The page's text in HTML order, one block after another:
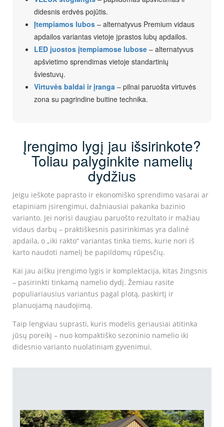
didesnis erdvės pojūtis.
Įtempiamos lubos – alternatyvus Premium vidaus
apdailos variantas vietoje įprastos lubų apdailos.
LED juostos įtempiamose lubose – alternatyvus
apšvietimo sprendimas vietoje standartinių
šviestuvų.
Virtuvės baldai ir įranga – pilnai paruošta virtuvės
zona su pagrindine buitine technika.
Įrengimo lygį jau išsirinkote?
Toliau palyginkite namelių
dydžius
Jeigu ieškote paprasto ir ekonomiško sprendimo vasarai ar
etapiniam įsirengimui, dažniausiai pakanka bazinio
varianto. Jei norisi daugiau paruošto rezultato ir mažiau
vidaus darbų – praktiškesnis pasirinkimas yra dalinė
apdaila, o „iki rakto“ variantas tinka tiems, kurie nori iš
karto naudoti namelį be papildomų rūpesčių.
Kai jau aišku įrengimo lygis ir komplektacija, kitas žingsnis
– pasirinkti tinkamą namelio dydį. Žemiau rasite
populiariausius variantus pagal plotą, paskirtį ir
planuojamą naudojimą.
Taip lengviau suprasti, kuris modelis geriausiai atitinka
jūsų poreikį – nuo kompaktiško sezoninio namelio iki
didesnio varianto nuolatiniam gyvenimui.